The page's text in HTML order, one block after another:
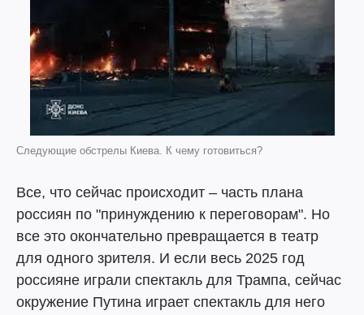
Следующие обстрелы Киева. К чему готовиться?
Все, что сейчас происходит – часть плана
россиян по "принуждению к переговорам". Но
все это окончательно превращается в театр
для одного зрителя. И если весь 2025 год
россияне играли спектакль для Трампа, сейчас
окружение Путина играет спектакль для него